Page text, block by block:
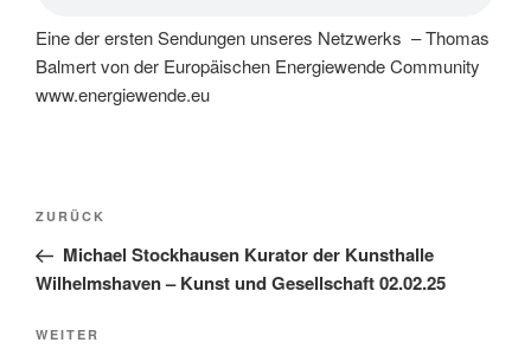
Eine der ersten Sendungen unseres Netzwerks – Thomas
Balmert von der Europäischen Energiewende Community
www.energiewende.eu
Beitragsnavigation
Vorheriger
Beitrag
ZURÜCK
Michael Stockhausen Kurator der Kunsthalle
Wilhelmshaven – Kunst und Gesellschaft 02.02.25
Nächster
WEITER